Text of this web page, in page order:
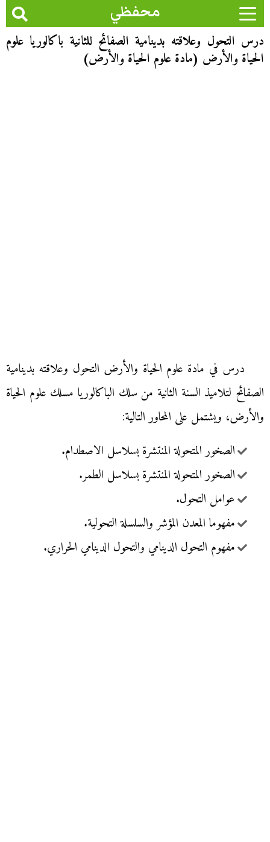
محفظي
درس التحول وعلاقته بدينامية الصفائح للثانية باكالوريا علوم
الحياة والأرض (مادة علوم الحياة والأرض)
درس في مادة علوم الحياة والأرض التحول وعلاقته بدينامية
الصفائح لتلاميذ السنة الثانية من سلك الباكالوريا مسلك علوم الحياة
والأرض، ويشتمل على المحاور التالية:
الصخور المتحولة المنتشرة بسلاسل الاصطدام.
الصخور المتحولة المنتشرة بسلاسل الطمر.
عوامل التحول.
مفهوما المعدن المؤشر والسلسلة التحولية.
مفهوم التحول الدينامي والتحول الدينامي الحراري.